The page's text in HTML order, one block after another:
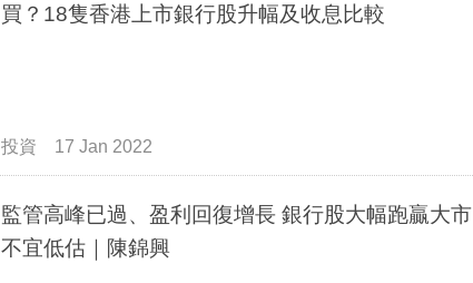
買？18隻香港上市銀行股升幅及收息比較
投資 17 Jan 2022
監管高峰已過、盈利回復增長 銀行股大幅跑贏大市
不宜低估｜陳錦興